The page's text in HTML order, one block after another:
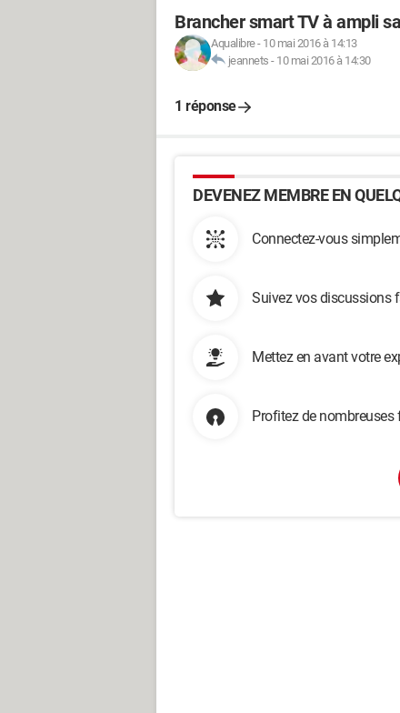
Brancher smart TV à ampli
Aqualibre- 10 mai 2016 à 14:13
jeannets - 10 mai 2016 à 14:30
1 réponse
DEVENEZ MEMBRE EN
Connectez-vous
Suivez vos discussions
Mettez en avant votre
Profitez de